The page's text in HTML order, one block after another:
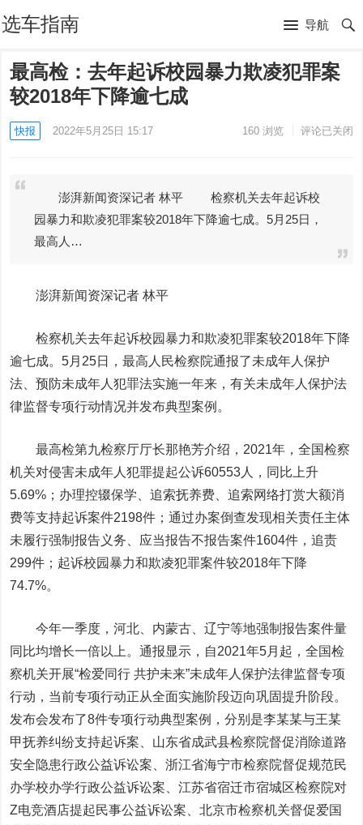
选车指南 导航
最高检：去年起诉校园暴力欺凌犯罪案
较2018年下降逾七成
快报 2022年5月25日 15:17 160浏览 评论已关闭
澎湃新闻资深记者 林平 检察机关去年起诉校
园暴力和欺凌犯罪案较2018年下降逾七成。5月25日，
最高人…
澎湃新闻资深记者 林平
检察机关去年起诉校园暴力和欺凌犯罪案较2018年下降
逾七成。5月25日，最高人民检察院通报了未成年人保护
法、预防未成年人犯罪法实施一年来，有关未成年人保护法
律监督专项行动情况并发布典型案例。
最高检第九检察厅厅长那艳芳介绍，2021年，全国检察
机关对侵害未成年人犯罪提起公诉60553人，同比上升
5.69%；办理控辍保学、追索抚养费、追索网络打赏大额消
费等支持起诉案件2198件；通过办案倒查发现相关责任主体
未履行强制报告义务、应当报告不报告案件1604件，追责
299件；起诉校园暴力和欺凌犯罪案件较2018年下降
74.7%。
今年一季度，河北、内蒙古、辽宁等地强制报告案件量
同比均增长一倍以上。通报显示，自2021年5月起，全国检
察机关开展“检爱同行 共护未来”未成年人保护法律监督专项
行动，当前专项行动正从全面实施阶段迈向巩固提升阶段。
发布会发布了8件专项行动典型案例，分别是李某某与王某
甲抚养纠纷支持起诉案、山东省成武县检察院督促消除道路
安全隐患行政公益诉讼案、浙江省海宁市检察院督促规范民
办学校办学行政公益诉讼案、江苏省宿迁市宿城区检察院对
Z电竞酒店提起民事公益诉讼案、北京市检察机关督促爱国